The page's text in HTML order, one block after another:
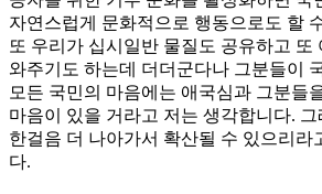
자연스럽게 문화적으로 행동으로도 할
또 우리가 십시일반 물질도 공유하고 또
와주기도 하는데 더더군다나 그분들이
모든 국민의 마음에는 애국심과 그분들
마음이 있을 거라고 저는 생각합니다. 그
한걸음 더 나아가서 확산될 수 있으리라
다.